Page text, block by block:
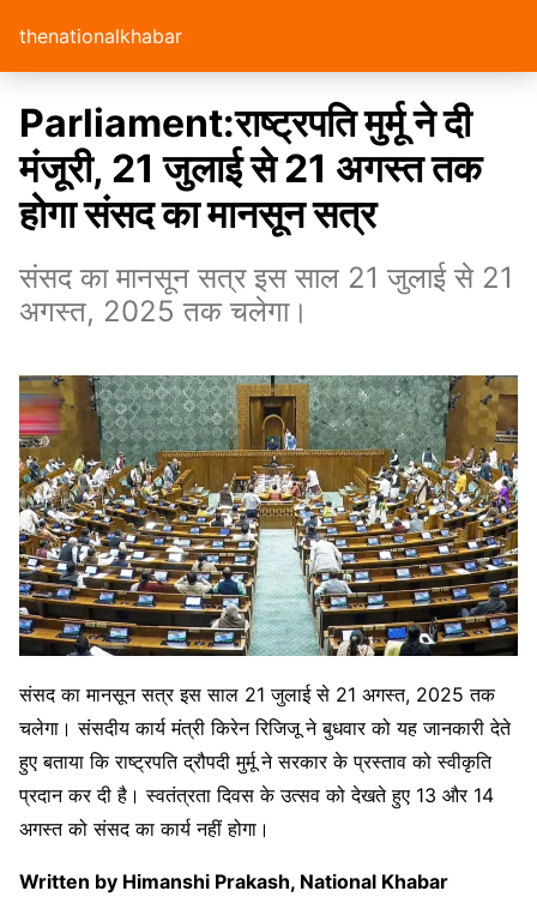
thenationalkhabar
Parliament:राष्ट्रपति मुर्मू ने दी
मंजूरी, 21 जुलाई से 21 अगस्त तक
होगा संसद का मानसून सत्र
संसद का मानसून सत्र इस साल 21 जुलाई से 21
अगस्त, 2025 तक चलेगा।
संसद का मानसून सत्र इस साल 21 जुलाई से 21 अगस्त, 2025 तक
चलेगा। संसदीय कार्य मंत्री किरेन रिजिजू ने बुधवार को यह जानकारी देते
हुए बताया कि राष्ट्रपति द्रौपदी मुर्मू ने सरकार के प्रस्ताव को स्वीकृति
प्रदान कर दी है। स्वतंत्रता दिवस के उत्सव को देखते हुए 13 और 14
अगस्त को संसद का कार्य नहीं होगा।
Written by Himanshi Prakash, National Khabar